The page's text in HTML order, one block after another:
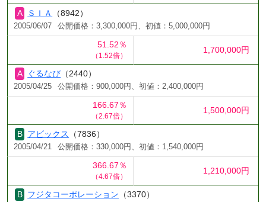
ＳＩＡ （8942）
2005/06/07 公開価格：3,300,000円、初値：5,000,000円
51.52％
（1.52倍）
1,700,000円
ぐるなび （2440）
2005/04/25 公開価格：900,000円、初値：2,400,000円
166.67％
（2.67倍）
1,500,000円
アビックス （7836）
2005/04/21 公開価格：330,000円、初値：1,540,000円
366.67％
（4.67倍）
1,210,000円
フジタコーポレーション （3370）